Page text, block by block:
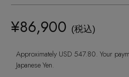
【ジュエリー】シルバーで
コート
レインシューズ
ブーツ
財布・小物
ボディバッグ・ウェストポ
スマートフォンケース・タ
アイウェア
バングル・ブレスレット
リング
インナー
シューズ
¥86,900 (税込)
Approximately USD 547.80. Your
Japanese Yen.